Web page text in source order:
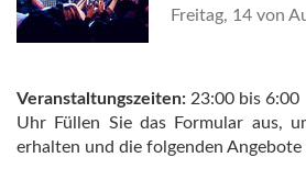
Freitag, 14 von
Veranstaltungszeiten: 23:00 bis 6:00
Uhr Füllen Sie das Formular aus,
erhalten und die folgenden Angebote